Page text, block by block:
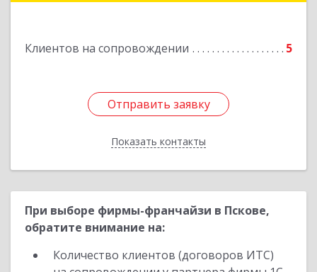
Клиентов на сопровождении 5
Отправить заявку
Показать контакты
Отправить заявку
Назад
При выборе фирмы-франчайзи в Пскове,
обратите внимание на:
Количество клиентов (договоров ИТС)